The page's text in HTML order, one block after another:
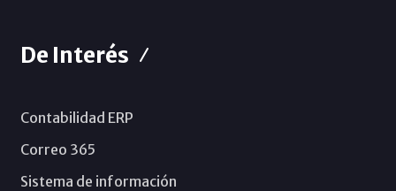
De Interés
Contabilidad ERP
Correo 365
Sistema de información